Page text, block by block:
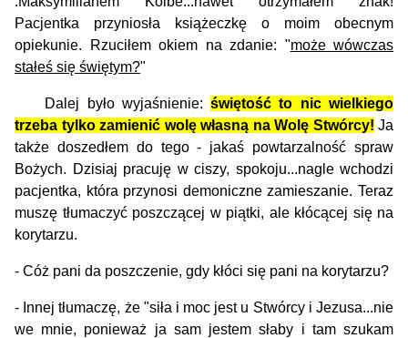
Pacjentka przyniosła książeczkę o moim obecnym
opiekunie. Rzuciłem okiem na zdanie: "może wówczas
stałeś się świętym?"
Dalej było wyjaśnienie:świętość to nic wielkiego
trzeba tylko zamienić wolę własną na Wolę Stwórcy! Ja
także doszedłem do tego - jakaś powtarzalność spraw
Bożych. Dzisiaj pracuję w ciszy, spokoju...nagle wchodzi
pacjentka, która przynosi demoniczne zamieszanie. Teraz
muszę tłumaczyć poszczącej w piątki, ale kłócącej się na
korytarzu.
- Cóż pani da poszczenie, gdy kłóci się pani na korytarzu?
- Innej tłumaczę, że "siła i moc jest u Stwórcy i Jezusa...nie
we mnie, ponieważ ja sam jestem słaby i tam szukam